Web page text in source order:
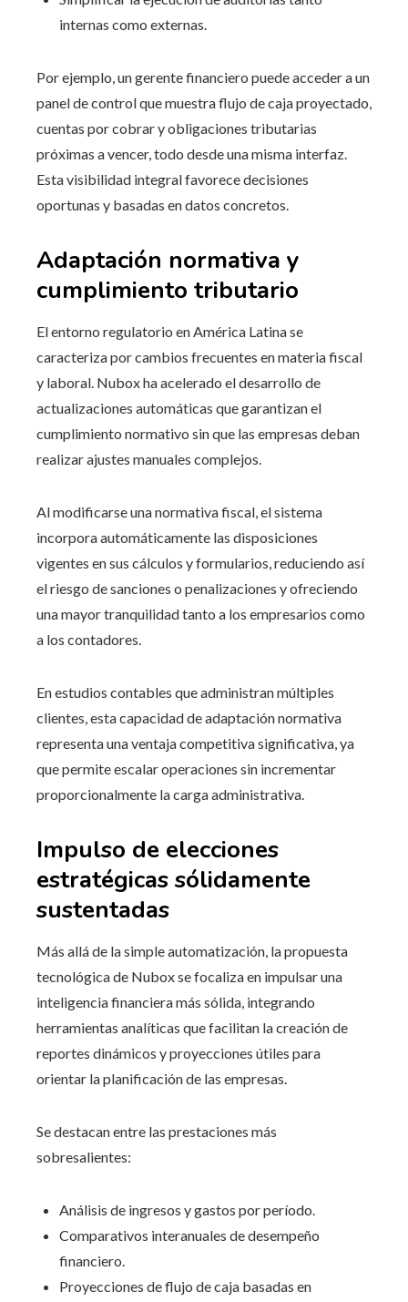
internas como externas.
Por ejemplo, un gerente financiero puede acceder a un
panel de control que muestra flujo de caja proyectado,
cuentas por cobrar y obligaciones tributarias
próximas a vencer, todo desde una misma interfaz.
Esta visibilidad integral favorece decisiones
oportunas y basadas en datos concretos.
Adaptación normativa y
cumplimiento tributario
El entorno regulatorio en América Latina se
caracteriza por cambios frecuentes en materia fiscal
y laboral. Nubox ha acelerado el desarrollo de
actualizaciones automáticas que garantizan el
cumplimiento normativo sin que las empresas deban
realizar ajustes manuales complejos.
Al modificarse una normativa fiscal, el sistema
incorpora automáticamente las disposiciones
vigentes en sus cálculos y formularios, reduciendo así
el riesgo de sanciones o penalizaciones y ofreciendo
una mayor tranquilidad tanto a los empresarios como
a los contadores.
En estudios contables que administran múltiples
clientes, esta capacidad de adaptación normativa
representa una ventaja competitiva significativa, ya
que permite escalar operaciones sin incrementar
proporcionalmente la carga administrativa.
Impulso de elecciones
estratégicas sólidamente
sustentadas
Más allá de la simple automatización, la propuesta
tecnológica de Nubox se focaliza en impulsar una
inteligencia financiera más sólida, integrando
herramientas analíticas que facilitan la creación de
reportes dinámicos y proyecciones útiles para
orientar la planificación de las empresas.
Se destacan entre las prestaciones más
sobresalientes:
Análisis de ingresos y gastos por período.
Comparativos interanuales de desempeño
financiero.
Proyecciones de flujo de caja basadas en